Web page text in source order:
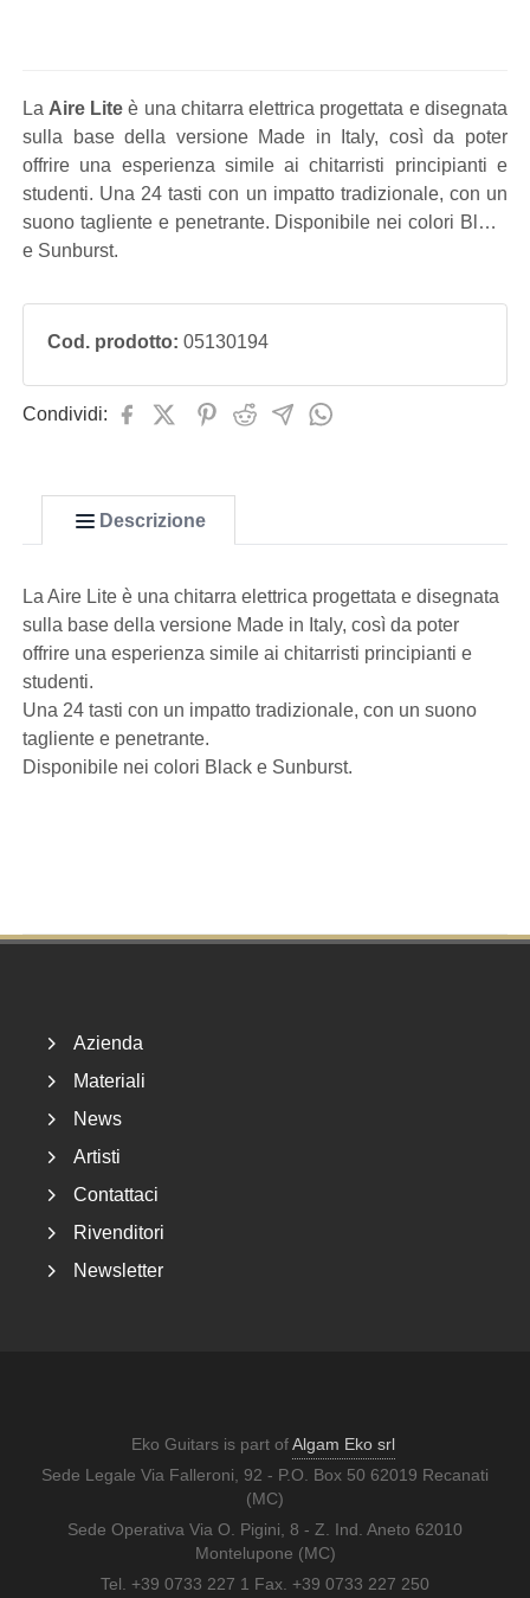
La Aire Lite è una chitarra elettrica progettata e disegnata
sulla base della versione Made in Italy, così da poter
offrire una esperienza simile ai chitarristi principianti e
studenti. Una 24 tasti con un impatto tradizionale, con un
suono tagliente e penetrante. Disponibile nei colori Black
e Sunburst.
Cod. prodotto: 05130194
Condividi:
Descrizione
La Aire Lite è una chitarra elettrica progettata e disegnata
sulla base della versione Made in Italy, così da poter
offrire una esperienza simile ai chitarristi principianti e
studenti.
Una 24 tasti con un impatto tradizionale, con un suono
tagliente e penetrante.
Disponibile nei colori Black e Sunburst.
Azienda
Materiali
News
Artisti
Contattaci
Rivenditori
Newsletter
Eko Guitars is part ofAlgam Eko srl
Sede Legale Via Falleroni, 92 - P.O. Box 50 62019 Recanati
(MC)
Sede Operativa Via O. Pigini, 8 - Z. Ind. Aneto 62010
Montelupone (MC)
Tel. +39 0733 227 1 Fax. +39 0733 227 250